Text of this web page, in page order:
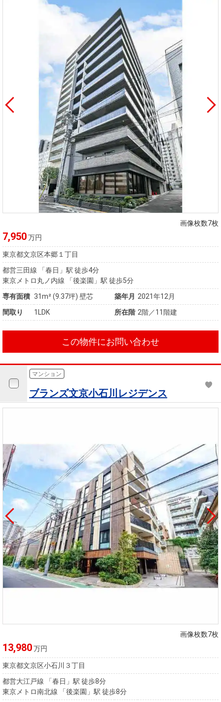
画像枚数7枚
7,950万円
東京都文京区本郷１丁目
都営三田線 「春日」駅 徒歩4分
東京メトロ丸ノ内線 「後楽園」駅 徒歩5分
専有面積 31m²(9.37坪) 壁芯 築年月 2021年12月
間取り
1LDK 所在階 2階／11階建
この物件にお問い合わせ
マンション
ブランズ文京小石川レジデンス
画像枚数7枚
13,980万円
東京都文京区小石川３丁目
都営大江戸線 「春日」駅 徒歩8分
東京メトロ南北線 「後楽園」駅 徒歩8分